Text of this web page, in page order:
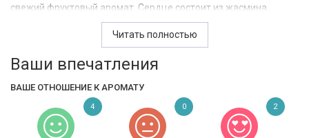
свежий фруктовый аромат. Сердце состоит из жасмина,
пиона, розы, персика и ладана, которые создают насыщенный
цветочный аромат. Базовые ноты мускуса, ванили, ладана и
сандалового дерева придают аромату глубину и теплоту. В
целом, Bvlgari Rose Gold ea - это утонченный и женственный
Читать полностью
Ваши впечатления
ВАШЕ ОТНОШЕНИЕ К АРОМАТУ
4 0 2